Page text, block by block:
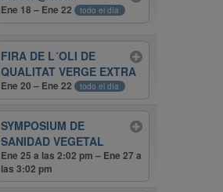
Ene 18 – Ene 22 todo el día
FIRA DE L´OLI DE
QUALITAT VERGE EXTRA
Ene 20 – Ene 22 todo el día
SYMPOSIUM DE
SANIDAD VEGETAL
Ene 25 a las 2:02 pm – Ene 27 a
las 3:02 pm